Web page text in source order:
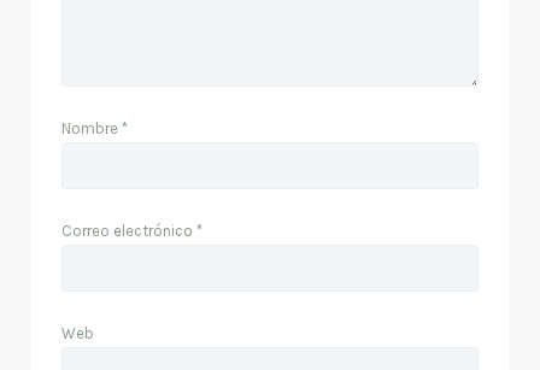
Nombre *
Correo electrónico *
Web